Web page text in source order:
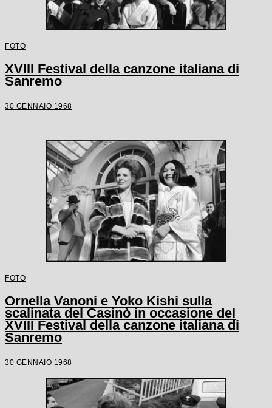
FOTO
XVIII Festival della canzone italiana di
Sanremo
30 GENNAIO 1968
FOTO
Ornella Vanoni e Yoko Kishi sulla
scalinata del Casinò in occasione del
XVIII Festival della canzone italiana di
Sanremo
30 GENNAIO 1968